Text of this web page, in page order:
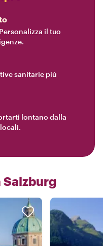
il tuo
sanitarie più
lontano dalla
Salzburg